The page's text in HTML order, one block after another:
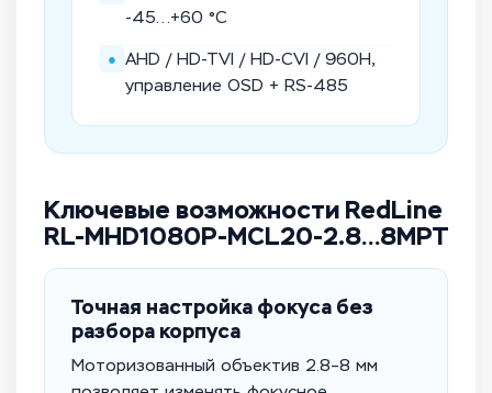
-45…+60 °C
● AHD / HD-TVI / HD-CVI / 960H,
управление OSD + RS-485
Ключевые возможности RedLine
RL-MHD1080P-MCL20-2.8…8MPT
Точная настройка фокуса без
разбора корпуса
Моторизованный объектив 2.8–8 мм